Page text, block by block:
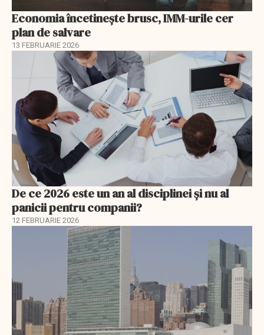
Economia încetinește brusc, IMM-urile cer
plan de salvare
13 FEBRUARIE 2026
De ce 2026 este un an al disciplinei și nu al
panicii pentru companii?
12 FEBRUARIE 2026